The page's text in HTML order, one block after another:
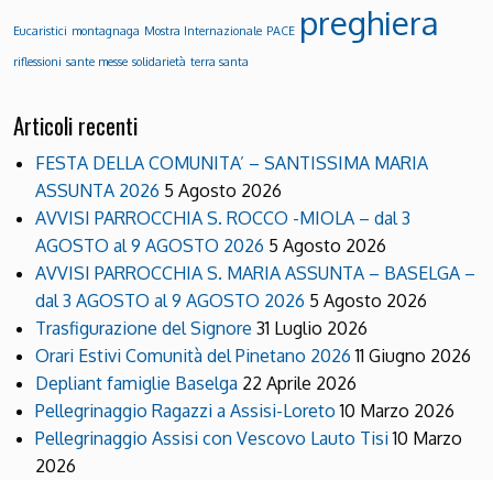
Eucaristici montagnaga Mostra Internazionale PACE preghiera
riflessioni sante messe solidarietà terra santa
Articoli recenti
FESTA DELLA COMUNITA’ – SANTISSIMA MARIA
ASSUNTA 2026 5 Agosto 2026
AVVISI PARROCCHIA S. ROCCO -MIOLA – dal 3
AGOSTO al 9 AGOSTO 2026 5 Agosto 2026
AVVISI PARROCCHIA S. MARIA ASSUNTA – BASELGA –
dal 3 AGOSTO al 9 AGOSTO 2026 5 Agosto 2026
Trasfigurazione del Signore 31 Luglio 2026
Orari Estivi Comunità del Pinetano 2026 11 Giugno 2026
Depliant famiglie Baselga 22 Aprile 2026
Pellegrinaggio Ragazzi a Assisi-Loreto 10 Marzo 2026
Pellegrinaggio Assisi con Vescovo Lauto Tisi 10 Marzo
2026